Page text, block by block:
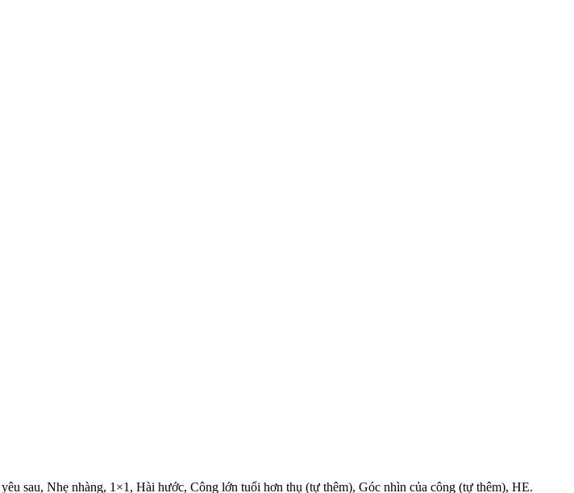
sau, Nhẹ nhàng, 1×1, Hài hước, Công lớn tuổi hơn thụ (tự thêm), Góc nhìn của công (tự thêm), HE.